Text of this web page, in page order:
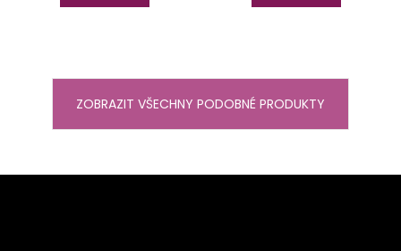
ZOBRAZIT VŠECHNY PODOBNÉ PRODUKTY
Z